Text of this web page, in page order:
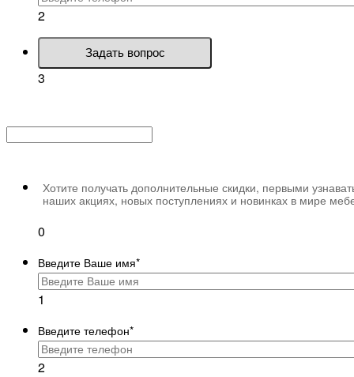
2
Задать вопрос
3
Хотите получать дополнительные скидки, первыми
наших акциях, новых поступлениях и новинках в мире
0
Введите Ваше имя*
1
Введите телефон*
2